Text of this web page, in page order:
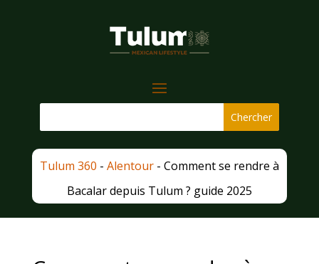
Tulum 360 - Alentour- Comment se rendre à
Bacalar depuis Tulum ? guide 2025